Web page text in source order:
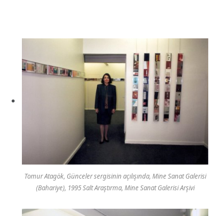
Tomur Atagök, Günceler sergisinin açılışında, Mine Sanat Galerisi
(Bahariye), 1995 Salt Araştırma, Mine Sanat Galerisi Arşivi